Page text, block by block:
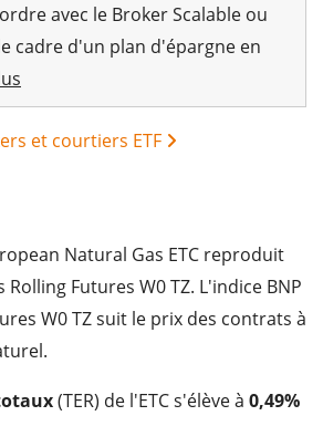
avec le Broker Scalable ou
cadre d'un plan d'épargne en
et courtiers ETF
Natural Gas ETC reproduit
Rolling Futures W0 TZ. L'indice BNP
W0 TZ suit le prix des contrats à
(TER) de l'ETC s'élève à 0,49%
European Natural Gas ETC est le